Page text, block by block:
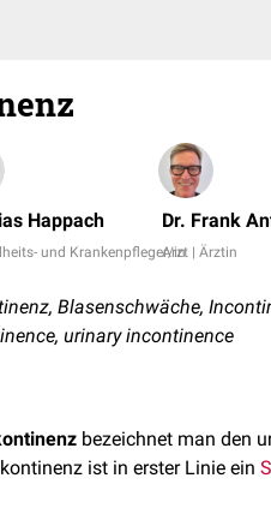
Happach
und Krankenpfleger/in
Dr. Frank
Arzt | Ärztin
Blasenschwäche,
urinary incontinence
bezeichnet man den
ist in erster Linie ein